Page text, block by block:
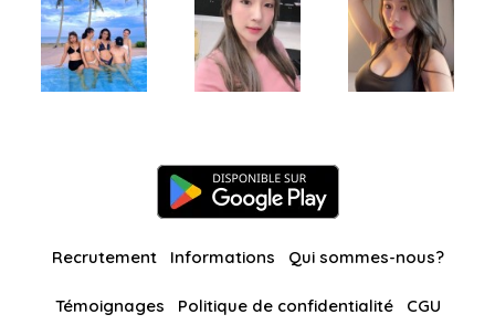
Recrutement Informations Qui sommes-nous?
Témoignages Politique de confidentialité CGU